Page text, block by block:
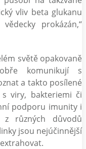
vliv beta glukanu
prokázán,“
světě opakovaně
komunikují s
a takto posílené
viry, bakteriemi či
podporu imunity i
různých důvodů
jsou nejúčinnější